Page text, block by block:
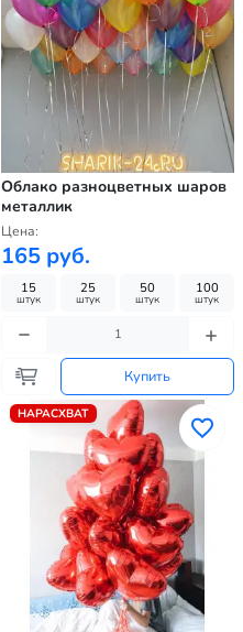
Облако разноцветных шаров
металлик
Цена:
165 руб.
15
штук
25
штук
50
штук
100
штук
Купить
НАРАСХВАТ